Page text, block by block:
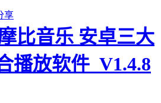
享
比音乐 安卓三大
播放软件_V1.4.8